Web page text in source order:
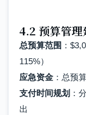
4.2 预算管理
总预算范围 ：
115%）
应急资金 ：总预
支付时间规划 ：
出